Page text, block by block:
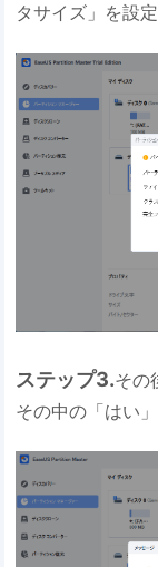
タサイズ」を設
ステップ3.その
その中の「はい